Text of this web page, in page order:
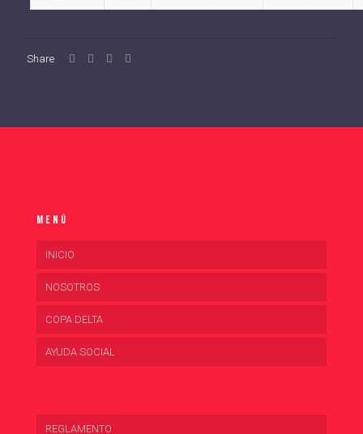
Share
Menú
INICIO
NOSOTROS
COPA DELTA
AYUDA SOCIAL
REGLAMENTO